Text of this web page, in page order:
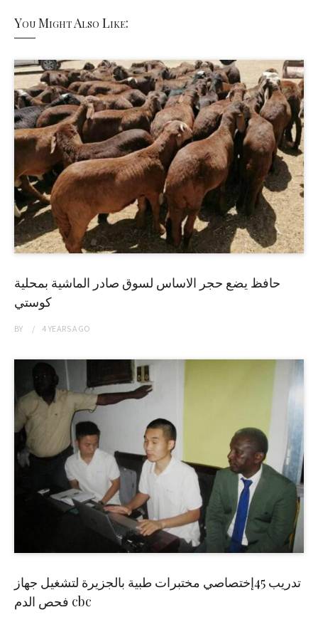
You Might Also Like:
حافظ يضع حجر الاساس لسوق صادر الماشية بمحلية
كوستي
BY 4 YEARSAGO
تدريب 45إختصاصي مختبرات طبية بالجزيرة لتشغيل جهاز
فحص الدم cbc